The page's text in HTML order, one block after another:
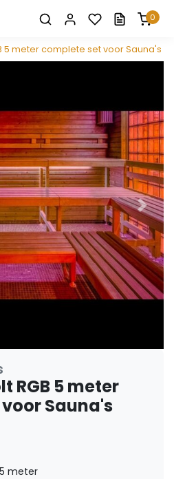
0
5 meter complete set voor Sauna's
RGB 5 meter
Sauna's
meter